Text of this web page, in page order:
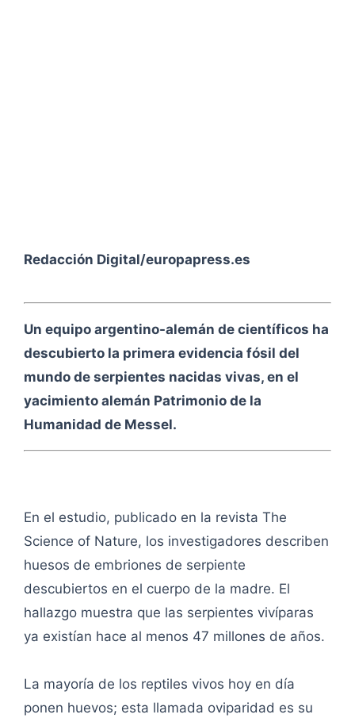
Redacción Digital/europapress.es
Un equipo argentino-alemán de científicos ha
descubierto la primera evidencia fósil del
mundo de serpientes nacidas vivas, en el
yacimiento alemán Patrimonio de la
Humanidad de Messel.
En el estudio, publicado en la revista The
Science of Nature, los investigadores describen
huesos de embriones de serpiente
descubiertos en el cuerpo de la madre. El
hallazgo muestra que las serpientes vivíparas
ya existían hace al menos 47 millones de años.
La mayoría de los reptiles vivos hoy en día
ponen huevos; esta llamada oviparidad es su